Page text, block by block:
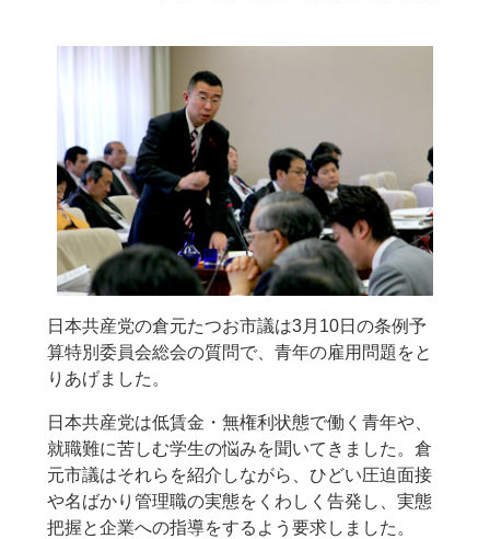
日本共産党の倉元たつお市議は3月10日の条例予
算特別委員会総会の質問で、青年の雇用問題をと
りあげました。
日本共産党は低賃金・無権利状態で働く青年や、
就職難に苦しむ学生の悩みを聞いてきました。倉
元市議はそれらを紹介しながら、ひどい圧迫面接
や名ばかり管理職の実態をくわしく告発し、実態
把握と企業への指導をするよう要求しました。